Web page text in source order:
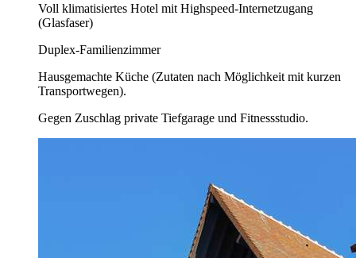
Voll klimatisiertes Hotel mit Highspeed-Internetzugang
(Glasfaser)
Duplex-Familienzimmer
Hausgemachte Küche (Zutaten nach Möglichkeit mit kurzen
Transportwegen).
Gegen Zuschlag private Tiefgarage und Fitnessstudio.